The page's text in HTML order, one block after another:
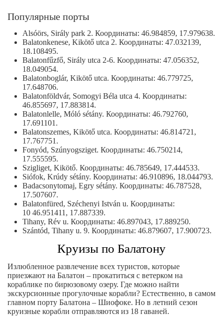
Популярные порты
Alsóörs, Sirály park 2. Координаты: 46.984859, 17.979638.
Balatonkenese, Kikötő utca 2. Координаты: 47.032139,
18.108495.
Balatonfűzfő, Sirály utca 2-6. Координаты: 47.056352,
18.049054.
Balatonboglár, Kikötő utca. Координаты: 46.779725,
17.648706.
Balatonföldvár, Somogyi Béla utca 4. Координаты:
46.855697, 17.883814.
Balatonlelle, Móló sétány. Координаты: 46.792760,
17.691101.
Balatonszemes, Kikötő utca. Координаты: 46.814721,
17.767751.
Fonyód, Szúnyogsziget. Координаты: 46.750214,
17.555595.
Szigliget, Kikötő. Координаты: 46.785649, 17.444533.
Siófok, Krúdy sétány. Координаты: 46.910896, 18.044793.
Badacsonytomaj, Egry sétány. Координаты: 46.787528,
17.507607.
Balatonfüred, Széchenyi István u. Координаты:
10 46.951411, 17.887339.
Tihany, Rév u. Координаты: 46.897043, 17.889250.
Szántód, Tihany u. 9. Координаты: 46.879607, 17.900723.
Круизы по Балатону
Излюбленное развлечение всех туристов, которые
приезжают на Балатон – прокатиться с ветерком на
кораблике по бирюзовому озеру. Где можно найти
экскурсионные прогулочные корабли? Естественно, в самом
главном порту Балатона – Шиофоке. Но в летний сезон
круизные корабли отправляются из 18 гаваней.